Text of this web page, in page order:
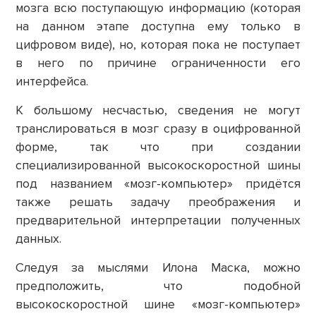
мозга всю поступающую информацию (которая
на данном этапе доступна ему только в
цифровом виде), но, которая пока не поступает
в него по причине ограниченности его
интерфейса.
К большому несчастью, сведения не могут
транслироваться в мозг сразу в оцифрованной
форме, так что при создании
специализированной высокоскоростной шины
под названием «мозг-компьютер» придётся
также решать задачу преображения и
предварительной интерпретации полученных
данных.
Следуя за мыслями Илона Маска, можно
предположить, что подобной
высокоскоростной шине «мозг-компьютер»